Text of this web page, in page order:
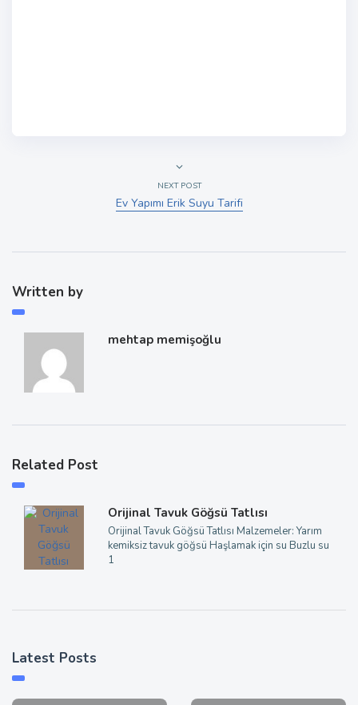
NEXT POST
Ev Yapımı Erik Suyu Tarifi
Written by
mehtap memişoğlu
Related Post
Orijinal Tavuk Göğsü Tatlısı
Orijinal Tavuk Göğsü Tatlısı Malzemeler: Yarım
kemiksiz tavuk göğsü Haşlamak için su Buzlu su
1
Latest Posts